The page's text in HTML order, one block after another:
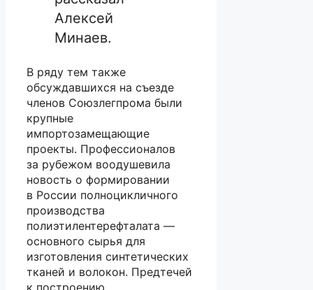
Алексей
Минаев.
В ряду тем также
обсуждавшихся на съезде
членов Союзлегпрома были
крупные
импортозамещающие
проекты. Профессионалов
за рубежом воодушевила
новость о формировании
в России полноцикличного
производства
полиэтилентерефталата —
основного сырья для
изготовления синтетических
тканей и волокон. Предтечей